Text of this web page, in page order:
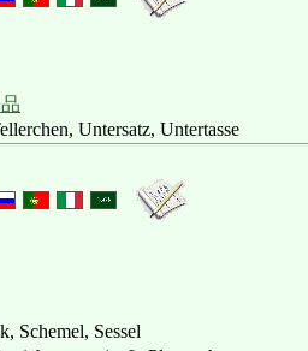
Untersatz, Untertasse
Schemel, Sessel